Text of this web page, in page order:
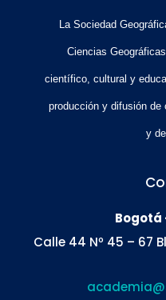
La Sociedad
Ciencias
científico, cultural y
producción y difusión de
y
Bogotá
Calle 44 Nº 45 – 67